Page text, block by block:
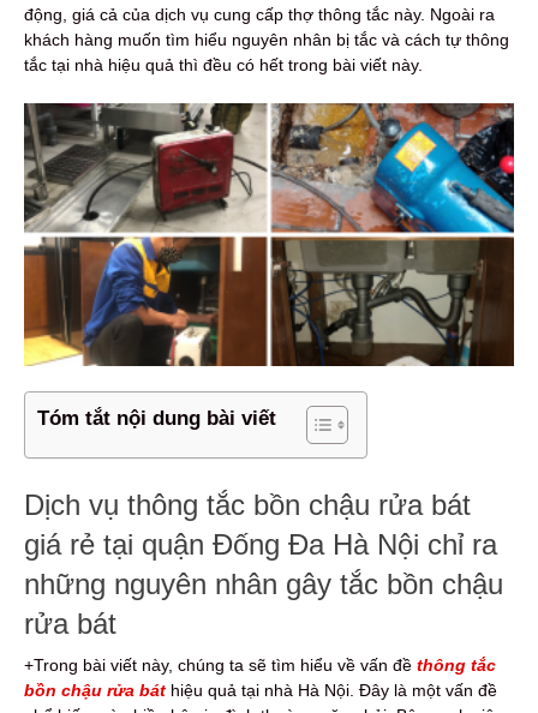
động, giá cả của dịch vụ cung cấp thợ thông tắc này. Ngoài ra
khách hàng muốn tìm hiểu nguyên nhân bị tắc và cách tự thông
tắc tại nhà hiệu quả thì đều có hết trong bài viết này.
Tóm tắt nội dung bài viết
Dịch vụ thông tắc bồn chậu rửa bát
giá rẻ tại quận Đống Đa Hà Nội chỉ ra
những nguyên nhân gây tắc bồn chậu
rửa bát
+Trong bài viết này, chúng ta sẽ tìm hiểu về vấn đề thông tắc
bồn chậu rửa bát hiệu quả tại nhà Hà Nội. Đây là một vấn đề